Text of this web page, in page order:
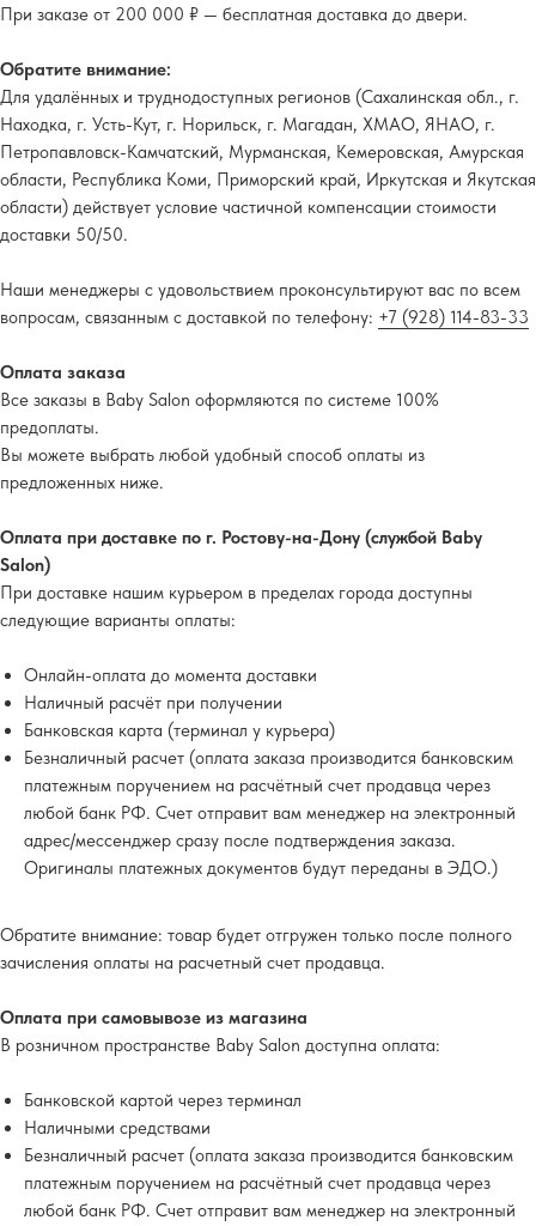
При заказе от 200 000 ₽ — бесплатная доставка до двери.
Обратите внимание:
Для удалённых и труднодоступных регионов (Сахалинская обл., г.
Находка, г. Усть-Кут, г. Норильск, г. Магадан, ХМАО, ЯНАО, г.
Петропавловск-Камчатский, Мурманская, Кемеровская, Амурская
области, Республика Коми, Приморский край, Иркутская и Якутская
области) действует условие частичной компенсации стоимости
доставки 50/50.
Наши менеджеры с удовольствием проконсультируют вас по всем
вопросам, связанным с доставкой по телефону: +7 (928) 114-83-33
Оплата заказа
Все заказы в Baby Salon оформляются по системе 100%
предоплаты.
Вы можете выбрать любой удобный способ оплаты из
предложенных ниже.
Оплата при доставке по г. Ростову-на-Дону (службой Baby
Salon)
При доставке нашим курьером в пределах города доступны
следующие варианты оплаты:
Онлайн-оплата до момента доставки
Наличный расчёт при получении
Банковская карта (терминал у курьера)
Безналичный расчет (оплата заказа производится банковским
платежным поручением на расчётный счет продавца через
любой банк РФ. Счет отправит вам менеджер на электронный
адрес/мессенджер сразу после подтверждения заказа.
Оригиналы платежных документов будут переданы в ЭДО.)
Обратите внимание: товар будет отгружен только после полного
зачисления оплаты на расчетный счет продавца.
Оплата при самовывозе из магазина
В розничном пространстве Baby Salon доступна оплата:
Банковской картой через терминал
Наличными средствами
Безналичный расчет (оплата заказа производится банковским
платежным поручением на расчётный счет продавца через
любой банк РФ. Счет отправит вам менеджер на электронный